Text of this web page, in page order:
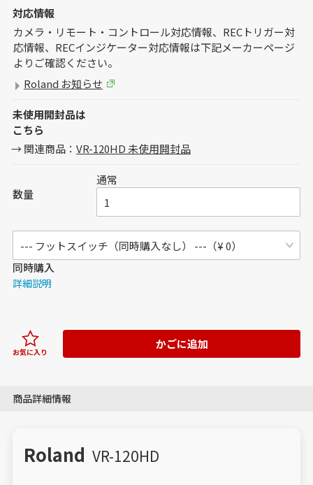
対応情報
カメラ・リモート・コントロール対応情報、RECトリガー対
応情報、RECインジケーター対応情報は下記メーカーページ
よりご確認ください。
Roland お知らせ
未使用開封品は
こちら
関連商品： VR-120HD 未使用開封品
数量
通常
かごに追加
同時購入
詳細説明
お気に入り
商品詳細情報
Roland VR-120HD